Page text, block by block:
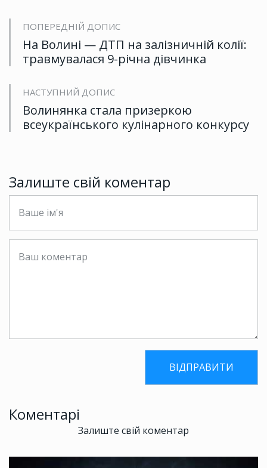
ПОПЕРЕДНІЙ ДОПИС
На Волині — ДТП на залізничній колії:
травмувалася 9-річна дівчинка
НАСТУПНИЙ ДОПИС
Волинянка стала призеркою
всеукраїнського кулінарного конкурсу
Залиште свій коментар
Коментарі
Залиште свій коментар